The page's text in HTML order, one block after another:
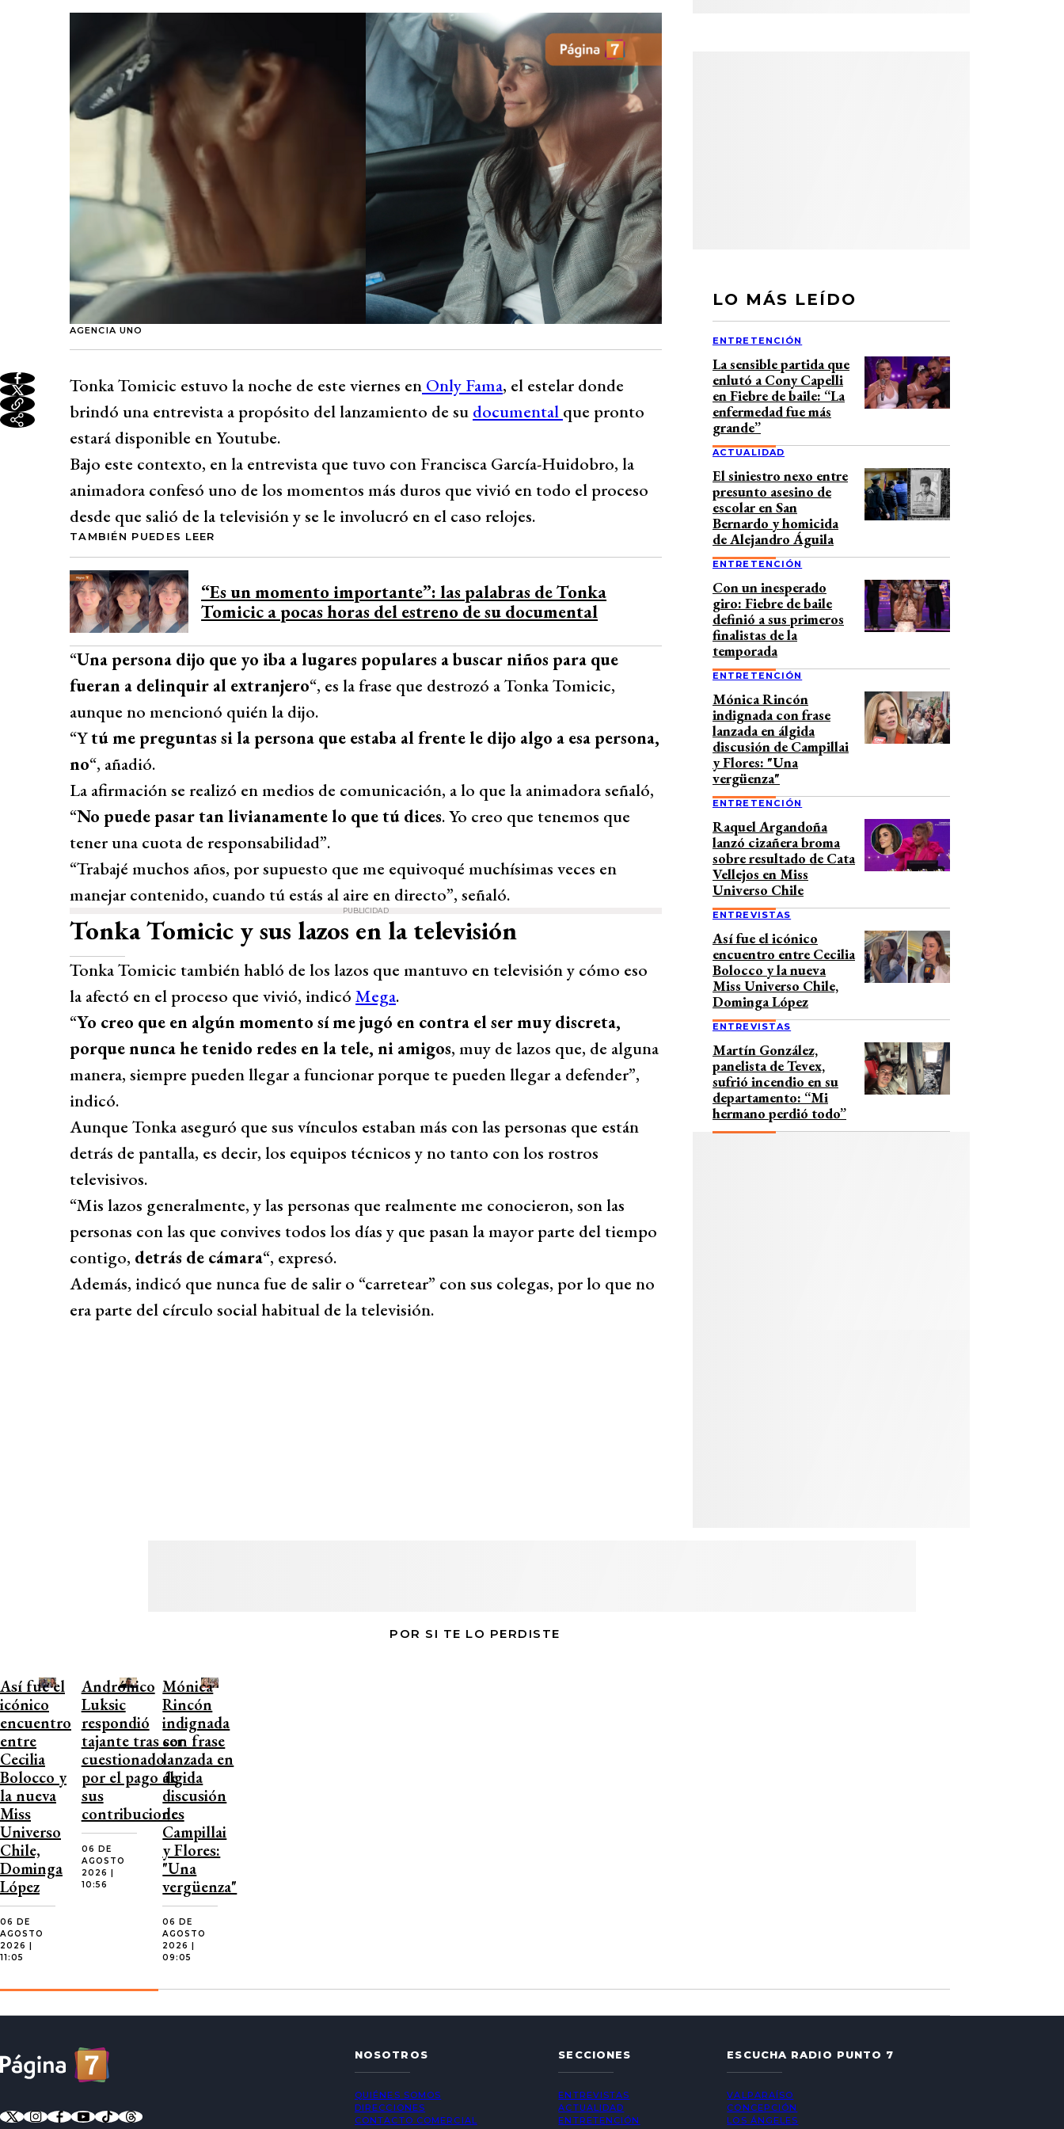
AGENCIA UNO
Tonka Tomicic estuvo la noche de este viernes en Only Fama, el estelar donde
brindó una entrevista a propósito del lanzamiento de su documental que pronto
estará disponible en Youtube.
Bajo este contexto, en la entrevista que tuvo con Francisca García-Huidobro, la
animadora confesó uno de los momentos más duros que vivió en todo el proceso
desde que salió de la televisión y se le involucró en el caso relojes.
TAMBIÉN PUEDES LEER
“Es un momento importante”: las palabras de Tonka
Tomicic a pocas horas del estreno de su documental
“Una persona dijo que yo iba a lugares populares a buscar niños para que
fueran a delinquir al extranjero“, es la frase que destrozó a Tonka Tomicic,
aunque no mencionó quién la dijo.
“Ytú me preguntas si la persona que estaba al frente le dijo algo a esa persona,
no“, añadió.
La afirmación se realizó en medios de comunicación, a lo que la animadora señaló,
“No puede pasar tan livianamente lo que tú dices. Yo creo que tenemos que
tener una cuota de responsabilidad”.
“Trabajé muchos años, por supuesto que me equivoqué muchísimas veces en
manejar contenido, cuando tú estás al aire en directo”, señaló.
PUBLICIDAD
Tonka Tomicic y sus lazos en la televisión
Tonka Tomicic también habló de los lazos que mantuvo en televisión y cómo eso
la afectó en el proceso que vivió, indicó Mega.
“Yo creo que en algún momento sí me jugó en contra el ser muy discreta,
porque nunca he tenido redes en la tele, ni amigos, muy de lazos que, de alguna
manera, siempre pueden llegar a funcionar porque te pueden llegar a defender”,
indicó.
Aunque Tonka aseguró que sus vínculos estaban más con las personas que están
detrás de pantalla, es decir, los equipos técnicos y no tanto con los rostros
televisivos.
“Mis lazos generalmente, y las personas que realmente me conocieron, son las
personas con las que convives todos los días y que pasan la mayor parte del tiempo
contigo, detrás de cámara“, expresó.
Además, indicó que nunca fue de salir o “carretear” con sus colegas, por lo que no
era parte del círculo social habitual de la televisión.
LO MÁS LEÍDO
ENTRETENCIÓN
La sensible partida que
enlutó a Cony Capelli
en Fiebre de baile: “La
enfermedad fue más
grande”
ACTUALIDAD
El siniestro nexo entre
presunto asesino de
escolar en San
Bernardo y homicida
de Alejandro Águila
ENTRETENCIÓN
Con un inesperado
giro: Fiebre de baile
definió a sus primeros
finalistas de la
temporada
ENTRETENCIÓN
Mónica Rincón
indignada con frase
lanzada en álgida
discusión de Campillai
y Flores: "Una
vergüenza"
ENTRETENCIÓN
Raquel Argandoña
lanzó cizañera broma
sobre resultado de Cata
Vellejos en Miss
Universo Chile
ENTREVISTAS
Así fue el icónico
encuentro entre Cecilia
Bolocco y la nueva
Miss Universo Chile,
Dominga López
ENTREVISTAS
Martín González,
panelista de Tevex,
sufrió incendio en su
departamento: “Mi
hermano perdió todo”
POR SI TE LO PERDISTE
Así fue el
icónico
encuentro
entre
Cecilia
Bolocco y
la nueva
Miss
Universo
Chile,
Dominga
López
06 DE
AGOSTO
2026 |
11:05
Andrónico
Luksic
respondió
tajante tras ser
cuestionado
por el pago de
sus
contribuciones
06 DE
AGOSTO
2026 |
10:56
Mónica
Rincón
indignada
con frase
lanzada en
álgida
discusión
de
Campillai
y Flores:
"Una
vergüenza"
06 DE
AGOSTO
2026 |
09:05
NOSOTROS
QUIÉNES SOMOS
DIRECCIONES
CONTACTO COMERCIAL
SECCIONES
ENTREVISTAS
ACTUALIDAD
ENTRETENCIÓN
ESCUCHA RADIO PUNTO 7
VALPARAÍSO
CONCEPCIÓN
LOS ÁNGELES